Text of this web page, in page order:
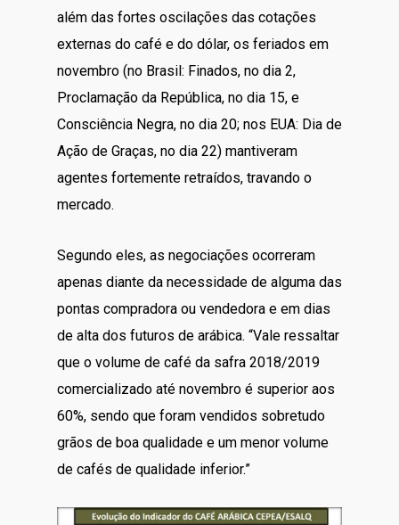
além das fortes oscilações das cotações
externas do café e do dólar, os feriados em
novembro (no Brasil: Finados, no dia 2,
Proclamação da República, no dia 15, e
Consciência Negra, no dia 20; nos EUA: Dia de
Ação de Graças, no dia 22) mantiveram
agentes fortemente retraídos, travando o
mercado.
Segundo eles, as negociações ocorreram
apenas diante da necessidade de alguma das
pontas compradora ou vendedora e em dias
de alta dos futuros de arábica. “Vale ressaltar
que o volume de café da safra 2018/2019
comercializado até novembro é superior aos
60%, sendo que foram vendidos sobretudo
grãos de boa qualidade e um menor volume
de cafés de qualidade inferior.”